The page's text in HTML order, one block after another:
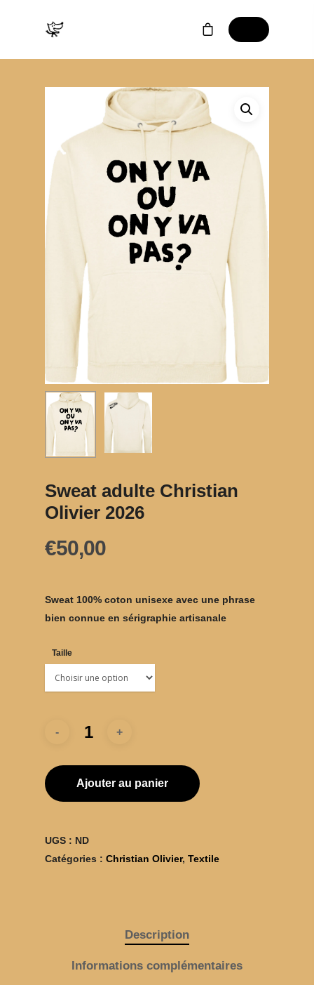
Sweat adulte Christian
Olivier 2026
€50,00
Sweat 100% coton unisexe avec une phrase
bien connue en sérigraphie artisanale
Taille
Ajouter au panier
UGS : ND
Catégories : Christian Olivier, Textile
Description
Informations complémentaires
CHATS PELÉS
CHRISTIAN